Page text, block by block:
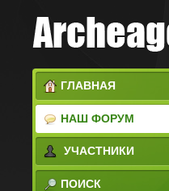
ГЛАВНАЯ
НАШ ФОРУМ
УЧАСТНИКИ
ПОИСК